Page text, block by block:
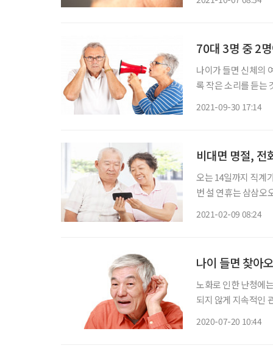
70대 3명 중 2
나이가 들면 신체의
록 작은 소리를 듣는
2021-09-30 17:14
비대면 명절, 전
오는 14일까지 직계
번 설 연휴는 삼삼오
2021-02-09 08:24
나이 들면 찾아
노화로 인한 난청에
되지 않게 지속적인 관리가 필수다. 노인성 난청은 달
2020-07-20 10:44